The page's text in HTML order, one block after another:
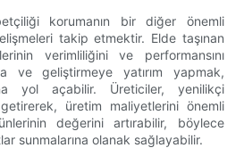
korumanın bir diğer önemli
takip etmektir. Elde taşınan
verimliliğini ve performansını
ve geliştirmeye yatırım yapmak,
yol açabilir. Üreticiler, yenilikçi
üretim maliyetlerini önemli
değerini artırabilir, böylece
sunmalarına olanak sağlayabilir.